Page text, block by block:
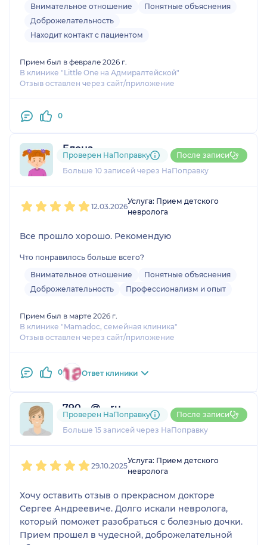
четкие рекомендации. С врачом приятно
общаться, врач легко нашел контакт с ребенком.
Спасибо!
Внимательное отношение
Понятные объяснения
Доброжелательность
Находит контакт с пациентом
Прием был в феврале 2026 г.
В клинике "Little One на Адмиралтейской"
Отзыв оставлен через сайт/приложение
0
Елена
2 отзыва
Больше 10 записей через НаПоправку
Проверен НаПоправку После записи
12.03.2026
Услуга: Прием детского
невролога
Все прошло хорошо. Рекомендую
Что понравилось больше всего?
Внимательное отношение
Понятные объяснения
Доброжелательность
Профессионализм и опыт
Прием был в марте 2026 г.
В клинике "Mamadoc, семейная клиника"
Отзыв оставлен через сайт/приложение
0 Ответ клиники
790....@....ru
1 отзыв
Больше 15 записей через НаПоправку
Проверен НаПоправку После записи
29.10.2025
Услуга: Прием детского
невролога
Хочу оставить отзыв о прекрасном докторе
Сергее Андреевиче. Долго искали невролога,
который поможет разобраться с болезнью дочки.
Прием прошел в чудесной, доброжелательной